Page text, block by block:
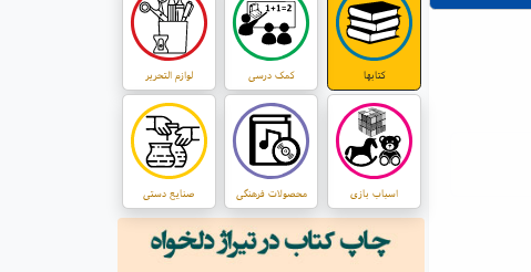
کتابها کمک درسی لوازم التحریر
اسباب بازی محصولات فرهنگی صنایع دستی